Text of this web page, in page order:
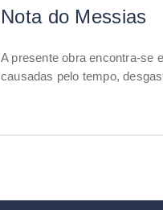
Nota do Messias
A presente obra encontra-se
causadas pelo tempo,